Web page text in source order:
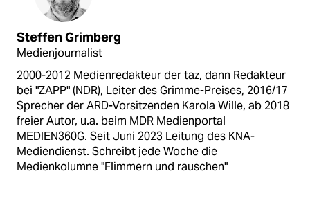
Steffen Grimberg
Medienjournalist
2000-2012 Medienredakteur der taz, dann Redakteur
bei "ZAPP" (NDR), Leiter des Grimme-Preises, 2016/17
Sprecher der ARD-Vorsitzenden Karola Wille, ab 2018
freier Autor, u.a. beim MDR Medienportal
MEDIEN360G. Seit Juni 2023 Leitung des KNA-
Mediendienst. Schreibt jede Woche die
Medienkolumne "Flimmern und rauschen"